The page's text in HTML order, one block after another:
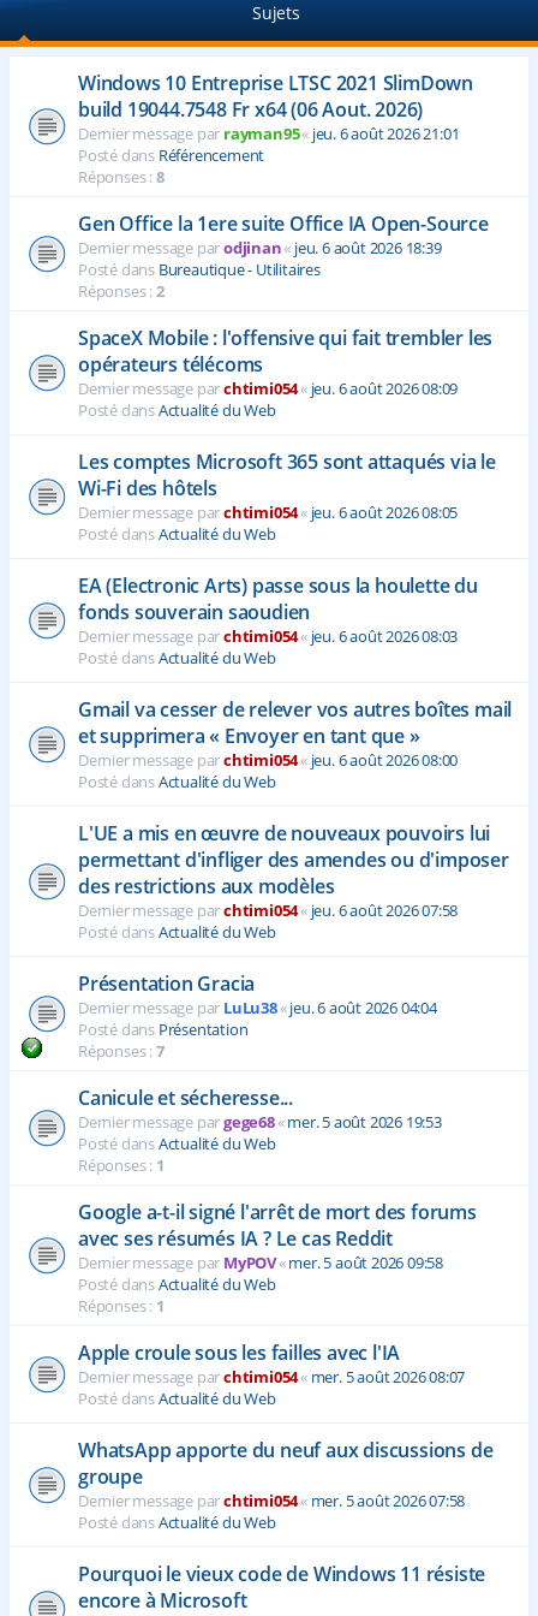
Sujets
Windows 10 Entreprise LTSC 2021 SlimDown
build 19044.7548 Fr x64 (06 Aout. 2026)
Dernier message par rayman95« jeu. 6 août 2026 21:01
Posté dans Référencement
Réponses :8
Gen Office la 1ere suite Office IA Open-Source
Dernier message parodjinan« jeu. 6 août 2026 18:39
Posté dans Bureautique - Utilitaires
Réponses :2
SpaceX Mobile : l'offensive qui fait trembler les
opérateurs télécoms
Dernier message parchtimi054« jeu. 6 août 2026 08:09
Posté dansActualité du Web
Les comptes Microsoft 365 sont attaqués via le
Wi-Fi des hôtels
Dernier message parchtimi054« jeu. 6 août 2026 08:05
Posté dansActualité du Web
EA (Electronic Arts) passe sous la houlette du
fonds souverain saoudien
Dernier message parchtimi054« jeu. 6 août 2026 08:03
Posté dansActualité du Web
Gmail va cesser de relever vos autres boîtes mail
et supprimera « Envoyer en tant que »
Dernier message parchtimi054« jeu. 6 août 2026 08:00
Posté dansActualité du Web
L'UE a mis en œuvre de nouveaux pouvoirs lui
permettant d'infliger des amendes ou d'imposer
des restrictions aux modèles
Dernier message parchtimi054« jeu. 6 août 2026 07:58
Posté dansActualité du Web
Présentation Gracia
Dernier message par LuLu38«jeu. 6 août 2026 04:04
Posté dans Présentation
Réponses :7
Canicule et sécheresse...
Dernier message pargege68«mer. 5 août 2026 19:53
Posté dansActualité du Web
Réponses : 1
Google a-t-il signé l'arrêt de mort des forums
avec ses résumés IA ? Le cas Reddit
Dernier message par MyPOV«mer. 5 août 2026 09:58
Posté dansActualité du Web
Réponses : 1
Apple croule sous les failles avec l'IA
Dernier message parchtimi054« mer. 5 août 2026 08:07
Posté dansActualité du Web
WhatsApp apporte du neuf aux discussions de
groupe
Dernier message parchtimi054« mer. 5 août 2026 07:58
Posté dansActualité du Web
Pourquoi le vieux code de Windows 11 résiste
encore à Microsoft